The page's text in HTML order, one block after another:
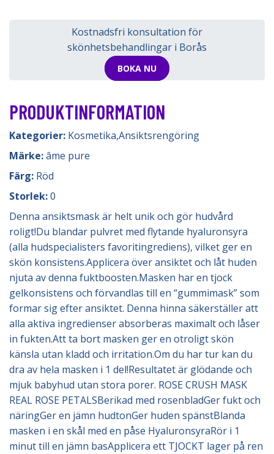
Kostnadsfri konsultation för
skönhetsbehandlingar i Borås
BOKA NU
PRODUKTINFORMATION
Kategorier: Kosmetika,Ansiktsrengöring
Märke:âme pure
Färg: Röd
Storlek:0
Denna ansiktsmask är helt unik och gör hudvård
roligt!Du blandar pulvret med flytande hyaluronsyra
(alla hudspecialisters favoritingrediens), vilket ger en
skön konsistens.Applicera över ansiktet och låt huden
njuta av denna fuktboosten.Masken har en tjock
gelkonsistens och förvandlas till en “gummimask” som
formar sig efter ansiktet. Denna hinna säkerställer att
alla aktiva ingredienser absorberas maximalt och låser
in fukten.Att ta bort masken ger en otroligt skön
känsla utan kladd och irritation.Om du har tur kan du
dra av hela masken i 1 del!Resultatet är glödande och
mjuk babyhud utan stora porer. ROSE CRUSH MASK
REAL ROSE PETALSBerikad med rosenbladGer fukt och
näringGer en jämn hudtonGer huden spänstBlanda
masken i en skål med en påse HyaluronsyraRör i 1
minut till en jämn basApplicera ett TJOCKT lager på ren